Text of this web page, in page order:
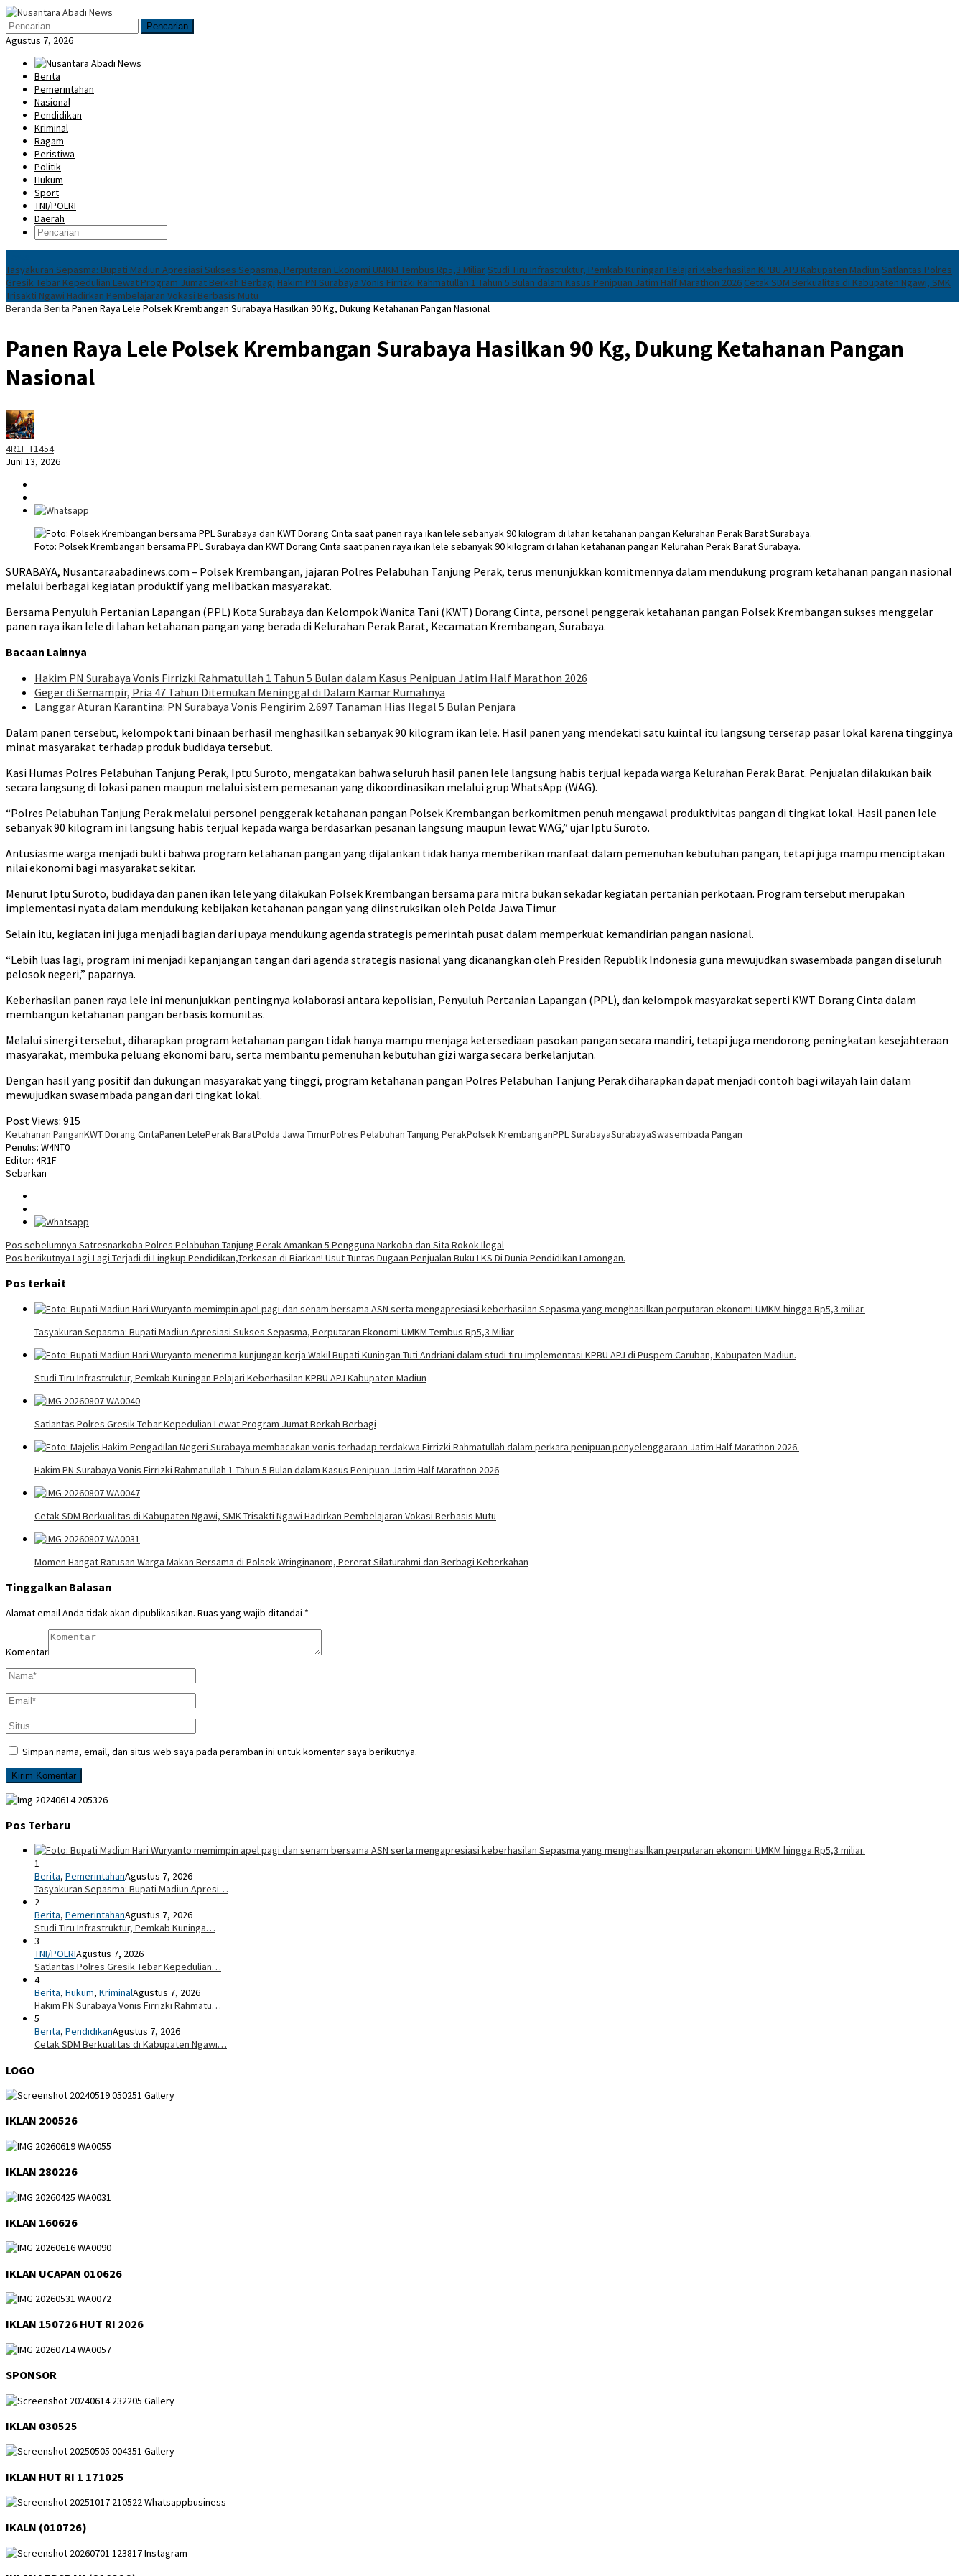
Loncat
ke
konten
Menu
Mobile
Pencarian
Agustus 7, 2026
Berita
Pemerintahan
Nasional
Pendidikan
Kriminal
Ragam
Peristiwa
Politik
Hukum
Sport
TNI/POLRI
Daerah
Tasyakuran Sepasma: Bupati Madiun Apresiasi Sukses Sepasma, Perputaran Ekonomi UMKM Tembus Rp5,3 MiliarStudi Tiru Infrastruktur, Pemkab Kuningan Pelajari Keberhasilan KPBU APJ Kabupaten Madiun Satlantas Polres
Gresik Tebar Kepedulian Lewat Program Jumat Berkah Berbagi Hakim PN Surabaya Vonis Firrizki Rahmatullah 1 Tahun 5 Bulan dalam Kasus Penipuan Jatim Half Marathon 2026 Cetak SDM Berkualitas di Kabupaten Ngawi, SMK
Trisakti Ngawi Hadirkan Pembelajaran Vokasi Berbasis Mutu
Beranda Berita Panen Raya Lele Polsek Krembangan Surabaya Hasilkan 90 Kg, Dukung Ketahanan Pangan Nasional
Panen Raya Lele Polsek Krembangan Surabaya Hasilkan 90 Kg, Dukung Ketahanan Pangan
Nasional
4R1F T1454
Juni 13, 2026
Foto: Polsek Krembangan bersama PPL Surabaya dan KWT Dorang Cinta saat panen raya ikan lele sebanyak 90 kilogram di lahan ketahanan pangan Kelurahan Perak Barat Surabaya.
SURABAYA, Nusantaraabadinews.com – Polsek Krembangan, jajaran Polres Pelabuhan Tanjung Perak, terus menunjukkan komitmennya dalam mendukung program ketahanan pangan nasional
melalui berbagai kegiatan produktif yang melibatkan masyarakat.
Bersama Penyuluh Pertanian Lapangan (PPL) Kota Surabaya dan Kelompok Wanita Tani (KWT) Dorang Cinta, personel penggerak ketahanan pangan Polsek Krembangan sukses menggelar
panen raya ikan lele di lahan ketahanan pangan yang berada di Kelurahan Perak Barat, Kecamatan Krembangan, Surabaya.
Bacaan Lainnya
Hakim PN Surabaya Vonis Firrizki Rahmatullah 1 Tahun 5 Bulan dalam Kasus Penipuan Jatim Half Marathon 2026
Geger di Semampir, Pria 47 Tahun Ditemukan Meninggal di Dalam Kamar Rumahnya
Langgar Aturan Karantina: PN Surabaya Vonis Pengirim 2.697 Tanaman Hias Ilegal 5 Bulan Penjara
Dalam panen tersebut, kelompok tani binaan berhasil menghasilkan sebanyak 90 kilogram ikan lele. Hasil panen yang mendekati satu kuintal itu langsung terserap pasar lokal karena tingginya
minat masyarakat terhadap produk budidaya tersebut.
Kasi Humas Polres Pelabuhan Tanjung Perak, Iptu Suroto, mengatakan bahwa seluruh hasil panen lele langsung habis terjual kepada warga Kelurahan Perak Barat. Penjualan dilakukan baik
secara langsung di lokasi panen maupun melalui sistem pemesanan yang dikoordinasikan melalui grup WhatsApp (WAG).
“Polres Pelabuhan Tanjung Perak melalui personel penggerak ketahanan pangan Polsek Krembangan berkomitmen penuh mengawal produktivitas pangan di tingkat lokal. Hasil panen lele
sebanyak 90 kilogram ini langsung habis terjual kepada warga berdasarkan pesanan langsung maupun lewat WAG,” ujar Iptu Suroto.
Antusiasme warga menjadi bukti bahwa program ketahanan pangan yang dijalankan tidak hanya memberikan manfaat dalam pemenuhan kebutuhan pangan, tetapi juga mampu menciptakan
nilai ekonomi bagi masyarakat sekitar.
Menurut Iptu Suroto, budidaya dan panen ikan lele yang dilakukan Polsek Krembangan bersama para mitra bukan sekadar kegiatan pertanian perkotaan. Program tersebut merupakan
implementasi nyata dalam mendukung kebijakan ketahanan pangan yang diinstruksikan oleh Polda Jawa Timur.
Selain itu, kegiatan ini juga menjadi bagian dari upaya mendukung agenda strategis pemerintah pusat dalam memperkuat kemandirian pangan nasional.
“Lebih luas lagi, program ini menjadi kepanjangan tangan dari agenda strategis nasional yang dicanangkan oleh Presiden Republik Indonesia guna mewujudkan swasembada pangan di seluruh
pelosok negeri,” paparnya.
Keberhasilan panen raya lele ini menunjukkan pentingnya kolaborasi antara kepolisian, Penyuluh Pertanian Lapangan (PPL), dan kelompok masyarakat seperti KWT Dorang Cinta dalam
membangun ketahanan pangan berbasis komunitas.
Melalui sinergi tersebut, diharapkan program ketahanan pangan tidak hanya mampu menjaga ketersediaan pasokan pangan secara mandiri, tetapi juga mendorong peningkatan kesejahteraan
masyarakat, membuka peluang ekonomi baru, serta membantu pemenuhan kebutuhan gizi warga secara berkelanjutan.
Dengan hasil yang positif dan dukungan masyarakat yang tinggi, program ketahanan pangan Polres Pelabuhan Tanjung Perak diharapkan dapat menjadi contoh bagi wilayah lain dalam
mewujudkan swasembada pangan dari tingkat lokal.
Post Views: 915
Ketahanan PanganKWT Dorang CintaPanen LelePerak BaratPolda Jawa TimurPolres Pelabuhan Tanjung PerakPolsek KrembanganPPL SurabayaSurabayaSwasembada Pangan
Penulis: W4NT0
Editor: 4R1F
Sebarkan
Navigasi
pos
Pos sebelumnya Satresnarkoba Polres Pelabuhan Tanjung Perak Amankan 5 Pengguna Narkoba dan Sita Rokok Ilegal
Pos berikutnya Lagi-Lagi Terjadi di Lingkup Pendidikan,Terkesan di Biarkan! Usut Tuntas Dugaan Penjualan Buku LKS Di Dunia Pendidikan Lamongan.
Pos terkait
Tasyakuran Sepasma: Bupati Madiun Apresiasi Sukses Sepasma, Perputaran Ekonomi UMKM Tembus Rp5,3 Miliar
Studi Tiru Infrastruktur, Pemkab Kuningan Pelajari Keberhasilan KPBU APJ Kabupaten Madiun
Satlantas Polres Gresik Tebar Kepedulian Lewat Program Jumat Berkah Berbagi
Hakim PN Surabaya Vonis Firrizki Rahmatullah 1 Tahun 5 Bulan dalam Kasus Penipuan Jatim Half Marathon 2026
Cetak SDM Berkualitas di Kabupaten Ngawi, SMK Trisakti Ngawi Hadirkan Pembelajaran Vokasi Berbasis Mutu
Momen Hangat Ratusan Warga Makan Bersama di Polsek Wringinanom, Pererat Silaturahmi dan Berbagi Keberkahan
Tinggalkan Balasan
Alamat email Anda tidak akan dipublikasikan. Ruas yang wajib ditandai *
Komentar
Simpan nama, email, dan situs web saya pada peramban ini untuk komentar saya berikutnya.
Pos Terbaru
1
Berita, PemerintahanAgustus 7, 2026
Tasyakuran Sepasma: Bupati Madiun Apresi…
2
Berita, PemerintahanAgustus 7, 2026
Studi Tiru Infrastruktur, Pemkab Kuninga…
3
TNI/POLRIAgustus 7, 2026
Satlantas Polres Gresik Tebar Kepedulian…
4
Berita, Hukum, KriminalAgustus 7, 2026
Hakim PN Surabaya Vonis Firrizki Rahmatu…
5
Berita, PendidikanAgustus 7, 2026
Cetak SDM Berkualitas di Kabupaten Ngawi…
LOGO
IKLAN 200526
IKLAN 280226
IKLAN 160626
IKLAN UCAPAN 010626
IKLAN 150726 HUT RI 2026
SPONSOR
IKLAN 030525
IKLAN HUT RI 1 171025
IKALN (010726)